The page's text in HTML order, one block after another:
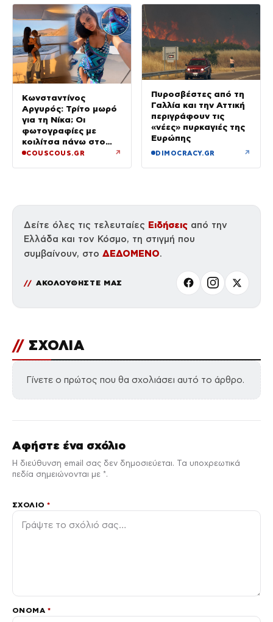
Κωνσταντίνος
Αργυρός: Τρίτο μωρό
για τη Νίκα; Οι
φωτογραφίες με
κοιλίτσα πάνω στο
σκάφος που
COUSCOUS.GR ↗
Πυροσβέστες από τη
Γαλλία και την Αττική
περιγράφουν τις
«νέες» πυρκαγιές της
Ευρώπης
DIMOCRACY.GR ↗
Δείτε όλες τις τελευταίες Ειδήσεις από την
Ελλάδα και τον Κόσμο, τη στιγμή που
συμβαίνουν, στο ΔΕΔΟΜΕΝΟ.
ΑΚΟΛΟΥΘΗΣΤΕ ΜΑΣ
// ΣΧΟΛΙΑ
Γίνετε ο πρώτος που θα σχολιάσει αυτό το άρθρο.
Αφήστε ένα σχόλιο
Η διεύθυνση email σας δεν δημοσιεύεται. Τα υποχρεωτικά
πεδία σημειώνονται με *.
ΣΧΌΛΙΟ*
ΌΝΟΜΑ *